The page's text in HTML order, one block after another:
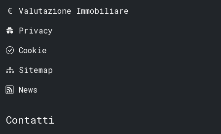
Valutazione Immobiliare
Privacy
Cookie
Sitemap
News
Contatti